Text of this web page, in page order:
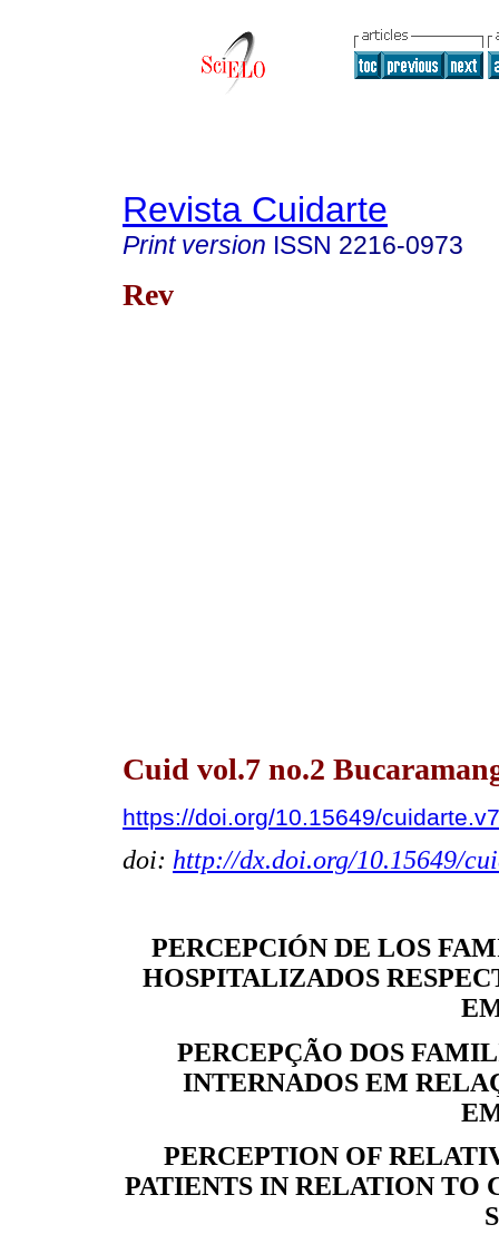
Revista Cuidarte
Print version ISSN 2216-0973
Rev
Cuid vol.7 no.2
https://doi.org/10.15649/
doi: http://dx.doi.org/10.15649/
PERCEPCIÓN DE LOS
HOSPITALIZADOS
PERCEPÇÃO DOS
INTERNADOS EM
PERCEPTION OF
PATIENTS IN RELATION